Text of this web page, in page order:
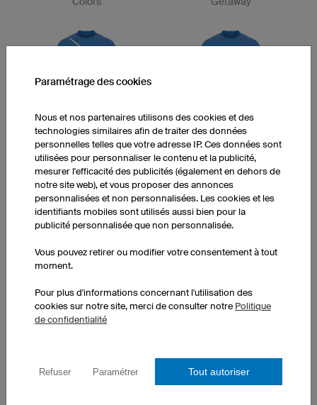
Flow Scorpion
Table Flash
Paramétrage des cookies
Nous et nos partenaires utilisons des cookies et des
technologies similaires afin de traiter des données
personnelles telles que votre adresse IP. Ces données sont
utilisées pour personnaliser le contenu et la publicité,
mesurer l'efficacité des publicités (également en dehors de
notre site web), et vous proposer des annonces
personnalisées et non personnalisées. Les cookies et les
identifiants mobiles sont utilisés aussi bien pour la
publicité personnalisée que non personnalisée.
Vous pouvez retirer ou modifier votre consentement à tout
moment.
Pour plus d'informations concernant l'utilisation des
cookies sur notre site, merci de consulter notre Politique
de confidentialité
Refuser Paramétrer Tout autoriser